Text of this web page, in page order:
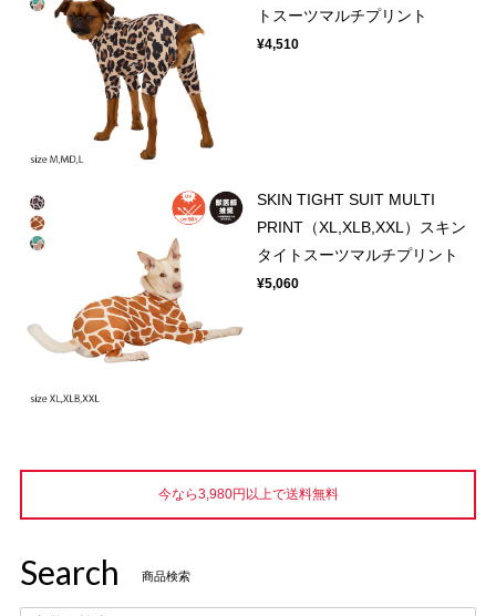
トスーツマルチプリント
¥4,510
SKIN TIGHT SUIT MULTI
PRINT（XL,XLB,XXL）スキン
タイトスーツマルチプリント
¥5,060
今なら3,980円以上で送料無料
Search 商品検索